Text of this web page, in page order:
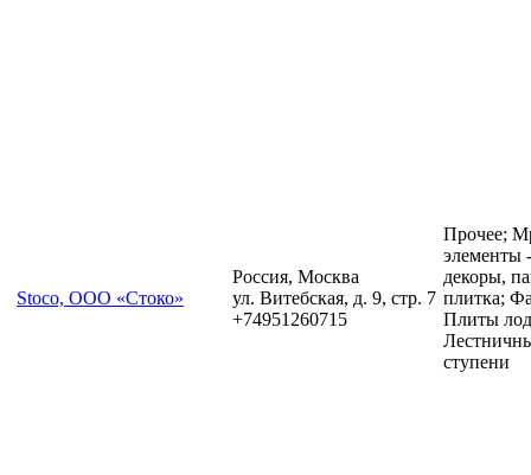
Stoco, ООО «Стоко»
Россия, Москва
ул. Витебская, д. 9, стр. 7
+74951260715
Прочее;
элементы
декоры,
плитка;
Плиты
ступени